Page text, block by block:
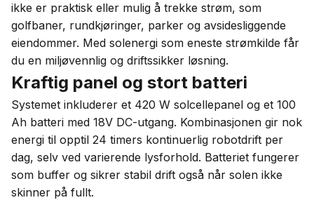
ikke er praktisk eller mulig å trekke strøm, som
golfbaner, rundkjøringer, parker og avsidesliggende
eiendommer. Med solenergi som eneste strømkilde får
du en miljøvennlig og driftssikker løsning.
Kraftig panel og stort batteri
Systemet inkluderer et 420 W solcellepanel og et 100
Ah batteri med 18V DC-utgang. Kombinasjonen gir nok
energi til opptil 24 timers kontinuerlig robotdrift per
dag, selv ved varierende lysforhold. Batteriet fungerer
som buffer og sikrer stabil drift også når solen ikke
skinner på fullt.